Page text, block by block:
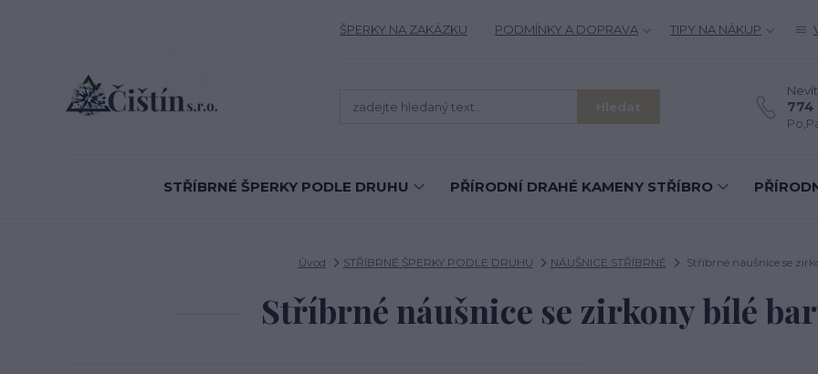
ŠPERKY NA ZAKÁZKU PODMÍNKY A DOPRAVA TIPY NA NÁKUP
Hledat 774
STŘÍBRNÉ ŠPERKY PODLE DRUHU PŘÍRODNÍ DRAHÉ KAMENY STŘÍBRO
Úvod STŘÍBRNÉ ŠPERKY PODLE DRUHU NÁUŠNICE STŘÍBRNÉ Stříbrné náušnice se
Stříbrné náušnice se zirkony bílé